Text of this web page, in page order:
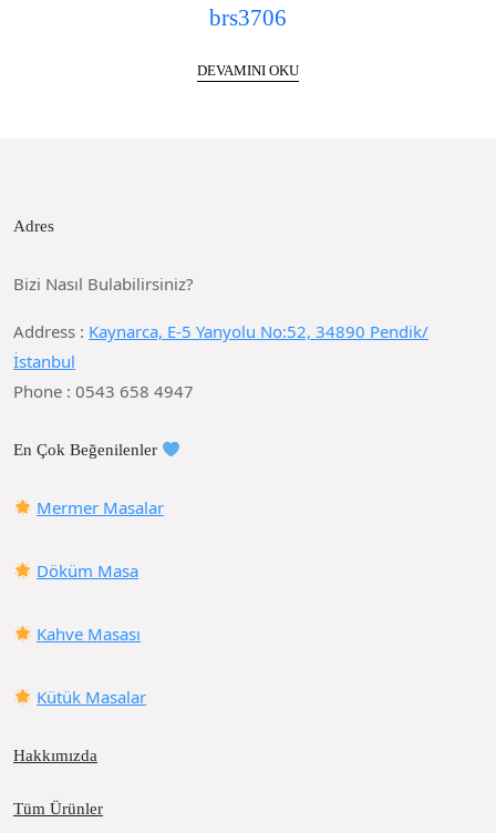
brs3706
DEVAMINI OKU
Adres
Bizi Nasıl Bulabilirsiniz?
Address : Kaynarca, E-5 Yanyolu No:52, 34890 Pendik/
İstanbul
Phone : 0543 658 4947
En Çok Beğenilenler
Mermer Masalar
Döküm Masa
Kahve Masası
Kütük Masalar
Hakkımızda
Tüm Ürünler